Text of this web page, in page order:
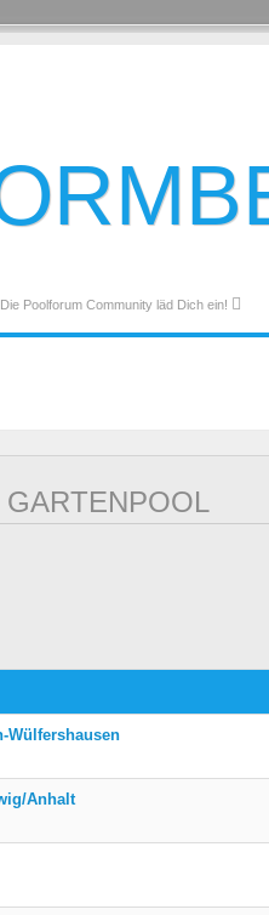
Die Poolforum Community läd Dich ein!
Wülfershausen
Anhalt